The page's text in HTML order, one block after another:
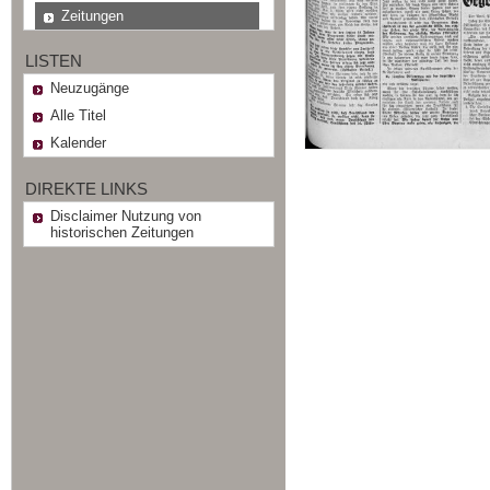
Zeitungen
LISTEN
Neuzugänge
Alle Titel
Kalender
DIREKTE LINKS
Disclaimer Nutzung von
historischen Zeitungen